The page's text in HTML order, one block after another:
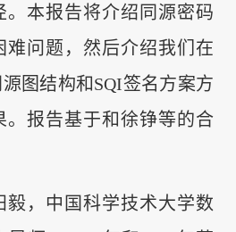
。本报告将介绍同源密码
难问题，然后介绍我们在
图结构和SQI签名方案方
。报告基于和徐铮等的合
毅，中国科学技术大学数